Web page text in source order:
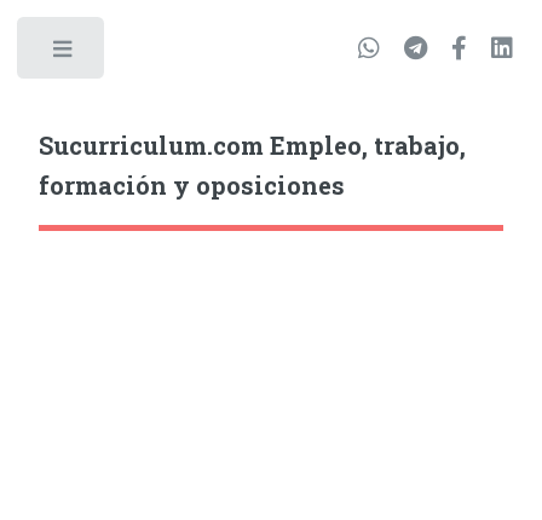
Sucurriculum.com Empleo, trabajo,
formación y oposiciones